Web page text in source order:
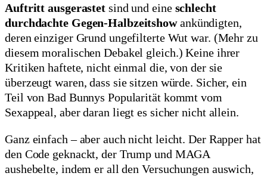
Auftritt ausgerastet sind und eine schlecht
durchdachte Gegen-Halbzeitshowankündigten,
deren einziger Grund ungefilterte Wut war. (Mehr zu
diesem moralischen Debakel gleich.) Keine ihrer
Kritiken haftete, nicht einmal die, von der sie
überzeugt waren, dass sie sitzen würde. Sicher, ein
Teil von Bad Bunnys Popularität kommt vom
Sexappeal, aber daran liegt es sicher nicht allein.
Ganz einfach – aber auch nicht leicht. Der Rapper hat
den Code geknackt, der Trump und MAGA
aushebelte, indem er all den Versuchungen auswich,